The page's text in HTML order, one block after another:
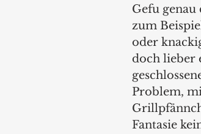
Gefu genau
zum
oder
doch lieber
Problem,
Fantasie